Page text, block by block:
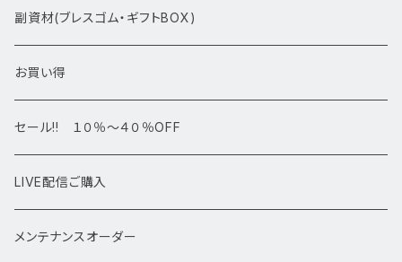
アマビエシリーズ
デザインブレス
高級・高品質ブレスレット
サイズ
13㎜以上
浄化さざれ石
ポイント・タワー・タンブル
スフィア 丸玉
置物
原石・クラスター
副資材(ブレスゴム・ギフトBOX)
お買い得
セール!! １０％～４０％OFF
LIVE配信ご購入
メンテナンスオーダー